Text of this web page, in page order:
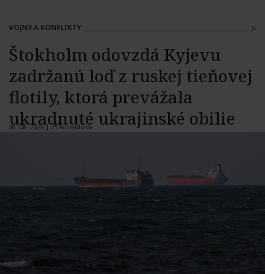
VOJNY A KONFLIKTY
Štokholm odovzdá Kyjevu
zadržanú loď z ruskej tieňovej
flotily, ktorá prevážala
ukradnuté ukrajinské obilie
06. 08. 2026 |25 komentárov